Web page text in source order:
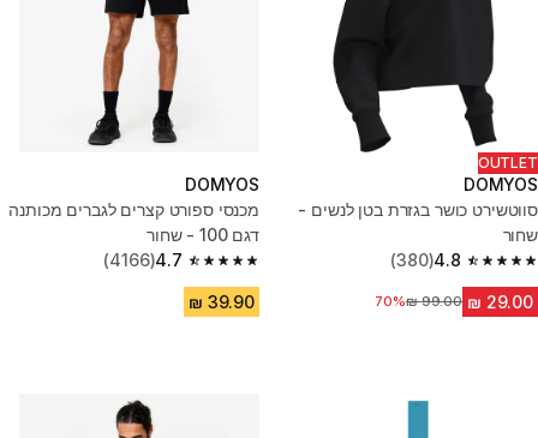
OUTLET
DOMYOS
סווטשירט כושר בגזרת בטן לנשים -
שחור
4.8
4.8 out of 5 stars from 380 reviews
(380)
מחיר לפני הנחה‏99.00 ₪
70%
DOMYOS
מכנסי ספורט קצרים לגברים מכותנה
דגם 100 - שחור
4.7
4.7 out of 5 stars from 4166 reviews
(4166)